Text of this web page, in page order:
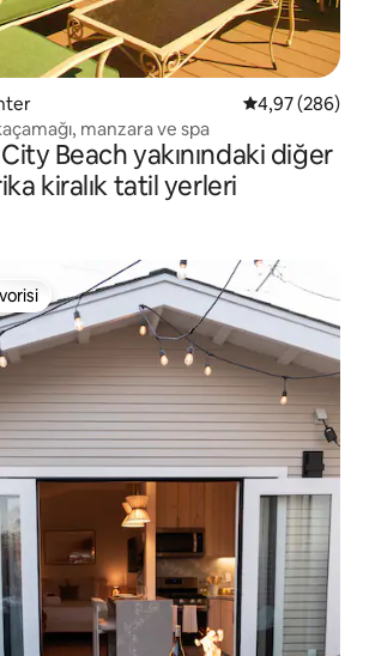
5 üzerinden
4,97 (286)
manzara ve spa
Beach yakınındaki diğer
kiralık tatil yerleri
en beğenilenler arasında